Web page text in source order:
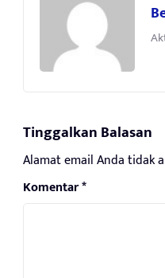
Tinggalkan Balasan
Alamat email Anda tidak
Komentar*